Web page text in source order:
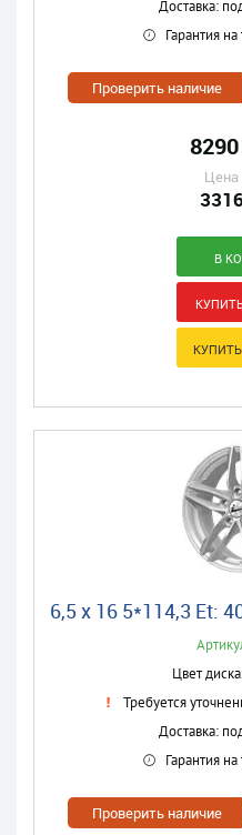
Доставка:
Гарантия
Проверить наличие
Цена
6,5 x 16 5*114,3 Et:
Цвет
Требуется
Доставка:
Гарантия
Проверить наличие